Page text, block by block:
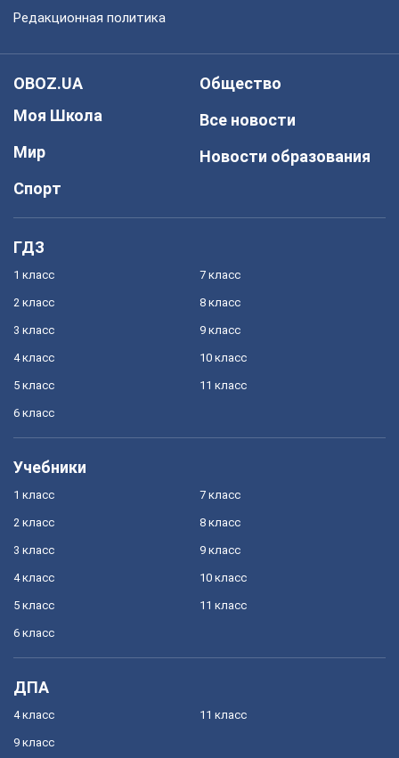
Редакционная политика
OBOZ.UA
Моя Школа
Мир
Спорт
Общество
Все новости
Новости образования
ГДЗ
1 класс
2 класс
3 класс
4 класс
5 класс
6 класс
7 класс
8 класс
9 класс
10 класс
11 класс
Учебники
1 класс
2 класс
3 класс
4 класс
5 класс
6 класс
7 класс
8 класс
9 класс
10 класс
11 класс
ДПА
4 класс
9 класс
11 класс